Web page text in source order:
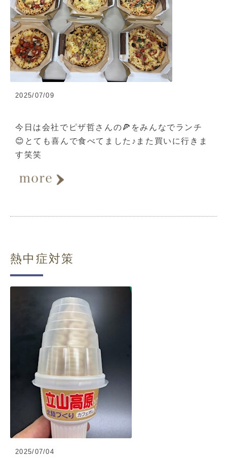
2025/07/09
今日は会社でピザ哲さんの🍕をみんなでランチ
😊とても喜んで食べてました♪また買いに行きま
す笑笑
熱中症対策
2025/07/04